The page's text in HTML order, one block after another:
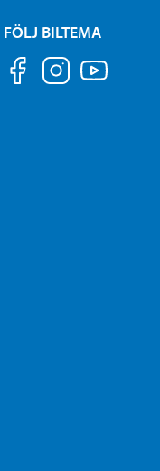
FÖLJ BILTEMA